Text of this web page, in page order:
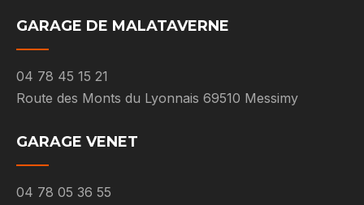
GARAGE DE MALATAVERNE
04 78 45 15 21
Route des Monts du Lyonnais 69510 Messimy
GARAGE VENET
04 78 05 36 55